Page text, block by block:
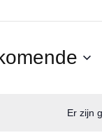
Er zijn